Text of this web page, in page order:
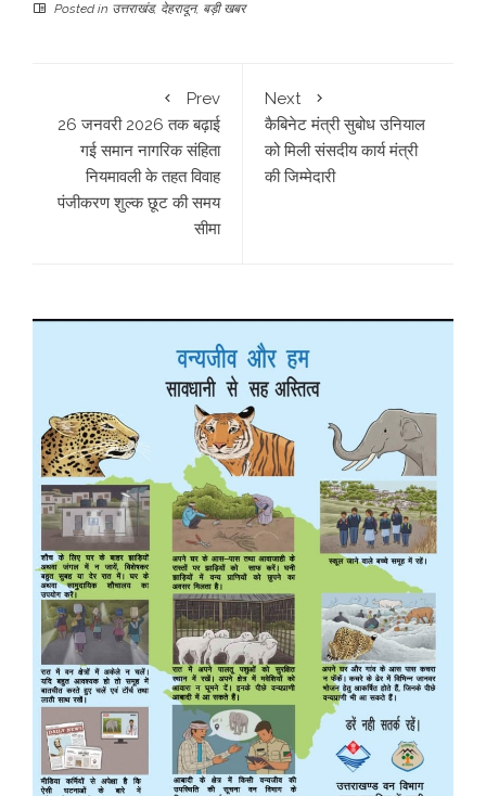
Posted in उत्तराखंड, देहरादून, बड़ी खबर
Prev
26 जनवरी 2026 तक बढ़ाई
गई समान नागरिक संहिता
नियमावली के तहत विवाह
पंजीकरण शुल्क छूट की समय
सीमा
Next
कैबिनेट मंत्री सुबोध उनियाल
को मिली संसदीय कार्य मंत्री
की जिम्मेदारी